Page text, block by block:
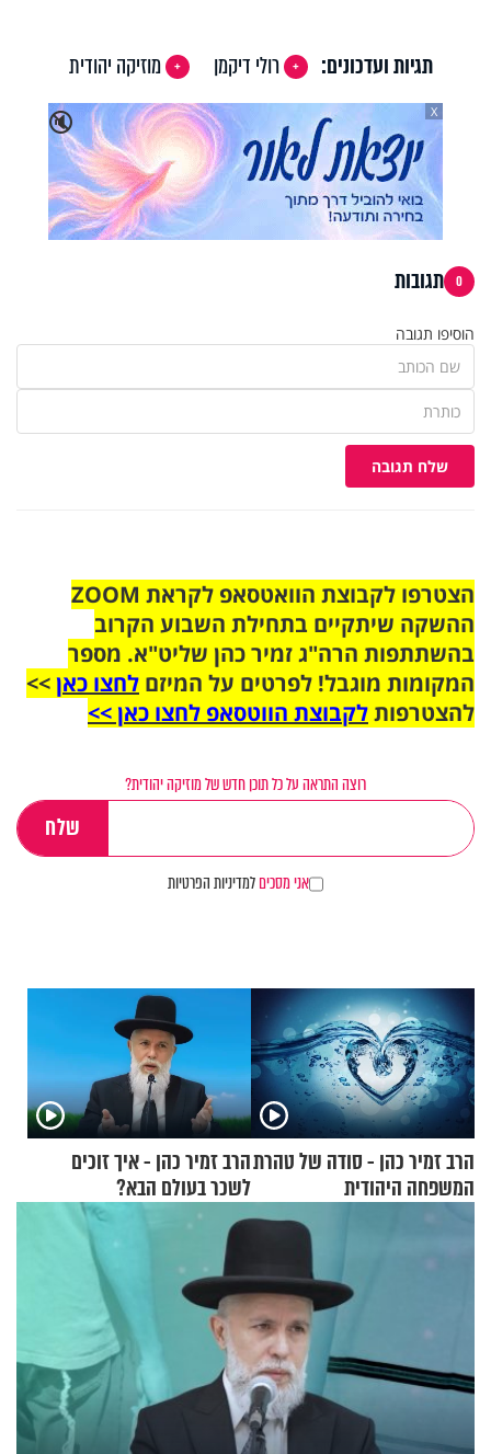
תגיות ועדכונים: רולי דיקמן
מוזיקה יהודית
🔇
X
0 תגובות
הוסיפו תגובה
שלח תגובה
הצטרפו לקבוצת הוואטסאפ לקראת ZOOM
ההשקה שיתקיים בתחילת השבוע הקרוב
בהשתתפות הרה"ג זמיר כהן שליט"א. מספר
המקומות מוגבל! לפרטים על המיזם לחצו כאן>>
להצטרפותלקבוצת הווטסאפ לחצו כאן >>
רוצה התראה על כל תוכן חדש של מוזיקה יהודית?
אני מסכיםלמדיניות הפרטיות
הרב זמיר כהן - סודה של טהרת
המשפחה היהודית
הרב זמיר כהן - איך זוכים
לשכר בעולם הבא?